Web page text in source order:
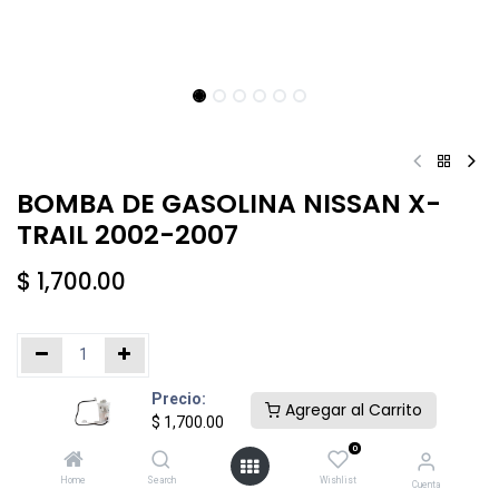
Precio:
$ 1,700.00
Agregar al Carrito
Home Search
0
Wishlist Cuenta
BOMBA DE GASOLINA NISSAN X-
TRAIL 2002-2007
$ 1,700.00
Añadir al carrito Comprar ahora
Agregar a la lista de deseos